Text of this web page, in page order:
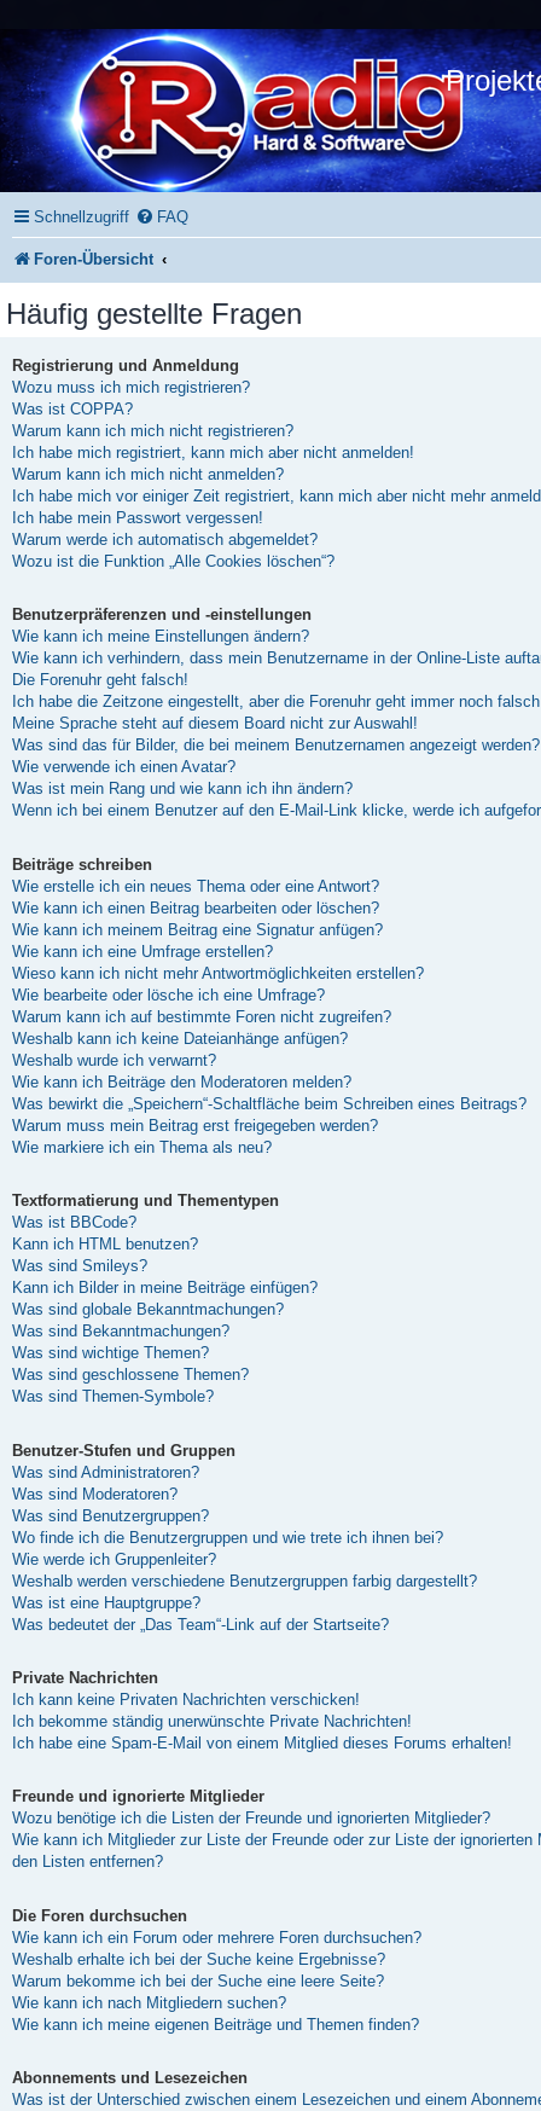
Schnellzugriff FAQ
Foren-Übersicht
Häufig gestellte Fragen
Registrierung und Anmeldung
Wozu muss ich mich registrieren?
Was ist COPPA?
Warum kann ich mich nicht registrieren?
Ich habe mich registriert, kann mich aber nicht anmelden!
Warum kann ich mich nicht anmelden?
Ich habe mich vor einiger Zeit registriert, kann mich aber nicht mehr
Ich habe mein Passwort vergessen!
Warum werde ich automatisch abgemeldet?
Wozu ist die Funktion „Alle Cookies löschen“?
Benutzerpräferenzen und -einstellungen
Wie kann ich meine Einstellungen ändern?
Wie kann ich verhindern, dass mein Benutzername in der Online-Liste
Die Forenuhr geht falsch!
Ich habe die Zeitzone eingestellt, aber die Forenuhr geht immer noch
Meine Sprache steht auf diesem Board nicht zur Auswahl!
Was sind das für Bilder, die bei meinem Benutzernamen angezeigt werden?
Wie verwende ich einen Avatar?
Was ist mein Rang und wie kann ich ihn ändern?
Wenn ich bei einem Benutzer auf den E-Mail-Link klicke, werde ich
Beiträge schreiben
Wie erstelle ich ein neues Thema oder eine Antwort?
Wie kann ich einen Beitrag bearbeiten oder löschen?
Wie kann ich meinem Beitrag eine Signatur anfügen?
Wie kann ich eine Umfrage erstellen?
Wieso kann ich nicht mehr Antwortmöglichkeiten erstellen?
Wie bearbeite oder lösche ich eine Umfrage?
Warum kann ich auf bestimmte Foren nicht zugreifen?
Weshalb kann ich keine Dateianhänge anfügen?
Weshalb wurde ich verwarnt?
Wie kann ich Beiträge den Moderatoren melden?
Was bewirkt die „Speichern“-Schaltfläche beim Schreiben eines Beitrags?
Warum muss mein Beitrag erst freigegeben werden?
Wie markiere ich ein Thema als neu?
Textformatierung und Thementypen
Was ist BBCode?
Kann ich HTML benutzen?
Was sind Smileys?
Kann ich Bilder in meine Beiträge einfügen?
Was sind globale Bekanntmachungen?
Was sind Bekanntmachungen?
Was sind wichtige Themen?
Was sind geschlossene Themen?
Was sind Themen-Symbole?
Benutzer-Stufen und Gruppen
Was sind Administratoren?
Was sind Moderatoren?
Was sind Benutzergruppen?
Wo finde ich die Benutzergruppen und wie trete ich ihnen bei?
Wie werde ich Gruppenleiter?
Weshalb werden verschiedene Benutzergruppen farbig dargestellt?
Was ist eine Hauptgruppe?
Was bedeutet der „Das Team“-Link auf der Startseite?
Private Nachrichten
Ich kann keine Privaten Nachrichten verschicken!
Ich bekomme ständig unerwünschte Private Nachrichten!
Ich habe eine Spam-E-Mail von einem Mitglied dieses Forums erhalten!
Freunde und ignorierte Mitglieder
Wozu benötige ich die Listen der Freunde und ignorierten Mitglieder?
Wie kann ich Mitglieder zur Liste der Freunde oder zur Liste der
den Listen entfernen?
Die Foren durchsuchen
Wie kann ich ein Forum oder mehrere Foren durchsuchen?
Weshalb erhalte ich bei der Suche keine Ergebnisse?
Warum bekomme ich bei der Suche eine leere Seite?
Wie kann ich nach Mitgliedern suchen?
Wie kann ich meine eigenen Beiträge und Themen finden?
Abonnements und Lesezeichen
Was ist der Unterschied zwischen einem Lesezeichen und einem